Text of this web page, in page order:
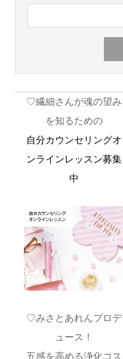
♡繊細さんが魂の望み
を知るための
自分カウンセリングオ
ンラインレッスン募集
中
♡みさとあれんプロデ
ュース！
五感を高める浄化コス